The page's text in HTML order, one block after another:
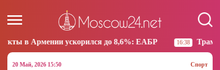
ускорился до 8,6%: ЕАБР 16:38 Трамп: США больше
20 Май, 2026 15:50 Спорт